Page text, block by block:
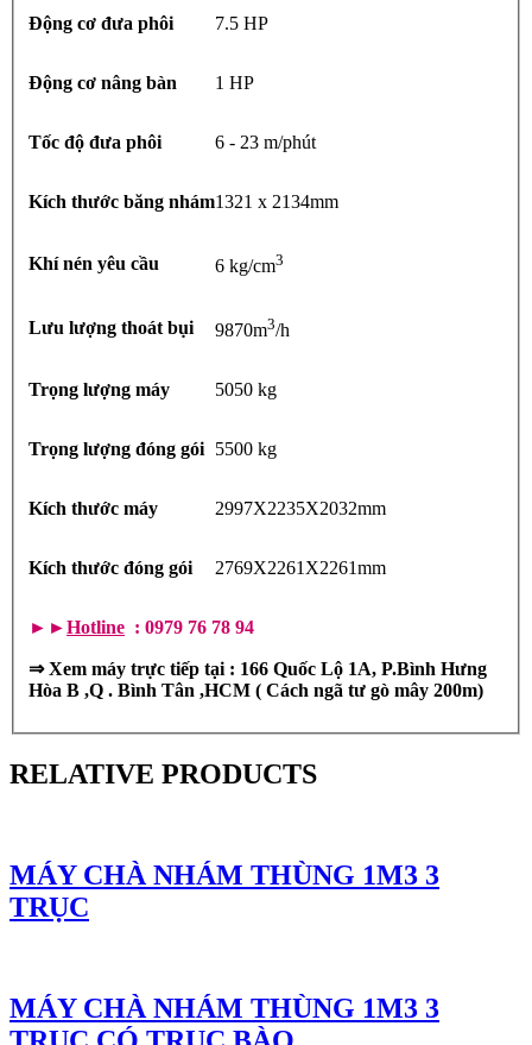
Động cơ đưa phôi 7.5 HP
Động cơ nâng bàn 1 HP
Tốc độ đưa phôi 6 - 23 m/phút
Kích thước băng nhám1321 x 2134mm
Khí nén yêu cầu 6 kg/cm3
Lưu lượng thoát bụi 9870m3/h
Trọng lượng máy 5050 kg
Trọng lượng đóng gói 5500 kg
Kích thước máy 2997X2235X2032mm
Kích thước đóng gói 2769X2261X2261mm
►►Hotline : 0979 76 78 94
⇒Xem máy trực tiếp tại : 166 Quốc Lộ 1A, P.Bình Hưng
Hòa B ,Q . Bình Tân ,HCM ( Cách ngã tư gò mây 200m)
RELATIVE PRODUCTS
MÁY CHÀ NHÁM THÙNG 1M3 3
TRỤC
MÁY CHÀ NHÁM THÙNG 1M3 3